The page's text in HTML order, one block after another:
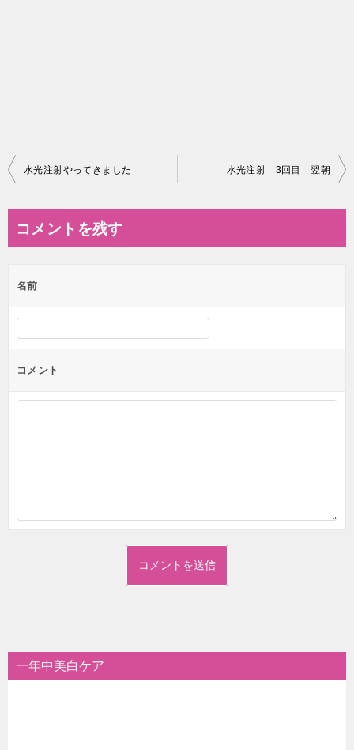
投
ビ
ー
シ
ョ
ン
水光注射やってきました 水光注射 3回目 翌朝
コメントを残す
名前
コメント
一年中美白ケア